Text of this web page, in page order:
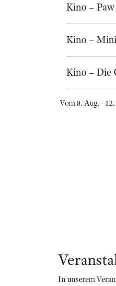
Kino –
Kino –
Kino – Die
Vom 8. Aug. -
In unserem